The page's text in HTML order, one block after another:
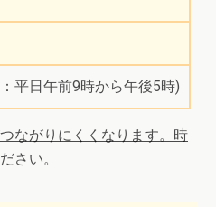
平日午前9時から午後5時)
ながりにくくなります。時
さい。